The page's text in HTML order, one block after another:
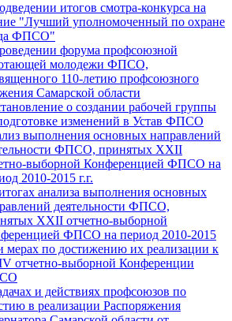
итогов смотра-конкурса на
"Лучший уполномоченный по охране
ФПСО"
форума профсоюзной
молодежи ФПСО,
110-летию профсоюзного
Самарской области
о создании рабочей группы
изменений в Устав ФПСО
выполнения основных направлений
ФПСО, принятых XXII
выборной Конференцией ФПСО на
2010-2015 г.г.
анализа выполнения основных
деятельности ФПСО,
XXII отчетно-выборной
ФПСО на период 2010-2015
мерах по достижению их реализации к
отчетно-выборной Конференции
и действиях профсоюзов по
в реализации Распоряжения